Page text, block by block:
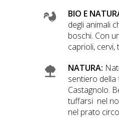
BIO E
degli animali
boschi. Con
caprioli, cervi,
NATURA:
sentiero della
Castagnolo.
tuffarsi nel
nel prato